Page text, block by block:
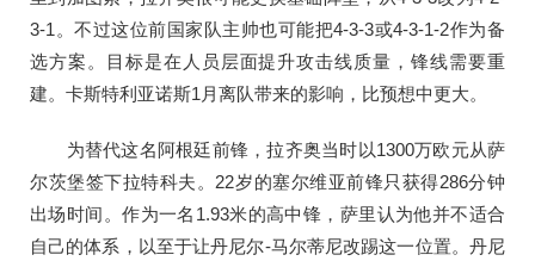
3-1。不过这位前国家队主帅也可能把4-3-3或4-3-1-2作为备
选方案。目标是在人员层面提升攻击线质量，锋线需要重
建。卡斯特利亚诺斯1月离队带来的影响，比预想中更大。
为替代这名阿根廷前锋，拉齐奥当时以1300万欧元从萨
尔茨堡签下拉特科夫。22岁的塞尔维亚前锋只获得286分钟
出场时间。作为一名1.93米的高中锋，萨里认为他并不适合
自己的体系，以至于让丹尼尔-马尔蒂尼改踢这一位置。丹尼